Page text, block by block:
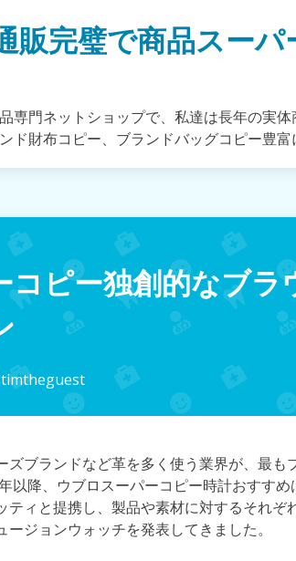
販完璧で商品スー
専門ネットショップで、私達は長年の実
ド財布コピー、ブランドバッグコピー豊
コピー独創的なブラ
timtheguest
ズブランドなど革を多く使う業界が、最も
以降、ウブロスーパーコピー時計おすす
ティと提携し、製品や素材に対するそれぞ
ジョンウォッチを発表してきました。